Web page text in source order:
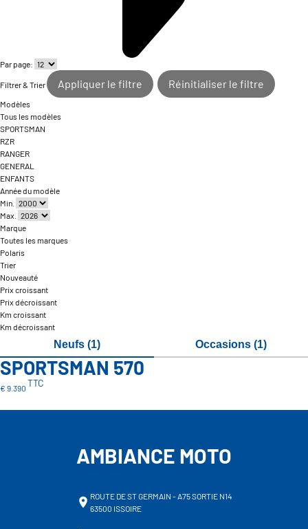
Par page:
Filtrer & Trier Appliquer le filtre Réinitialiser le filtre
Modèles
Tous les modèles
SPORTSMAN
RZR
RANGER
GENERAL
ENFANTS
Année du modèle
Min.
Max.
Marque
Toutes les marques
Polaris
Trier
Nouveauté
Prix croissant
Prix décroissant
Km croissant
Km décroissant
Neufs (1) Occasions (1)
SPORTSMAN 570
€ 9.390 TTC
AMBIANCE MOTO
ROUTE DE ST GERMAIN - A75 SORTIE N14
63500 ISSOIRE